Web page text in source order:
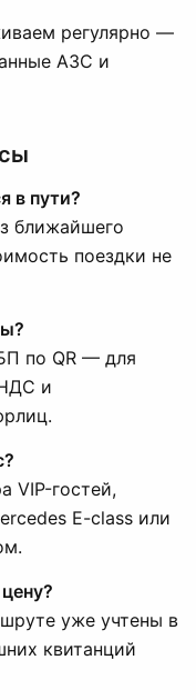
регулярно —
АЗС и
в пути?
ближайшего
поездки не
по QR — для
и
VIP-гостей,
E-class или
уже учтены в
квитанций